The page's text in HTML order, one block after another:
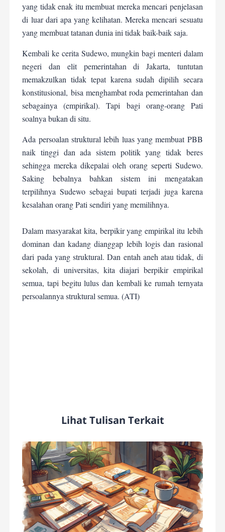
yang tidak enak itu membuat mereka mencari penjelasan
di luar dari apa yang kelihatan. Mereka mencari sesuatu
yang membuat tatanan dunia ini tidak baik-baik saja.
Kembali ke cerita Sudewo, mungkin bagi menteri dalam
negeri dan elit pemerintahan di Jakarta, tuntutan
memakzulkan tidak tepat karena sudah dipilih secara
konstitusional, bisa menghambat roda pemerintahan dan
sebagainya (empirikal). Tapi bagi orang-orang Pati
soalnya bukan di situ.
Ada persoalan struktural lebih luas yang membuat PBB
naik tinggi dan ada sistem politik yang tidak beres
sehingga mereka dikepalai oleh orang seperti Sudewo.
Saking bebalnya bahkan sistem ini mengatakan
terpilihnya Sudewo sebagai bupati terjadi juga karena
kesalahan orang Pati sendiri yang memilihnya.
Dalam masyarakat kita, berpikir yang empirikal itu lebih
dominan dan kadang dianggap lebih logis dan rasional
dari pada yang struktural. Dan entah aneh atau tidak, di
sekolah, di universitas, kita diajari berpikir empirikal
semua, tapi begitu lulus dan kembali ke rumah ternyata
persoalannya struktural semua. (ATI)
Lihat Tulisan Terkait